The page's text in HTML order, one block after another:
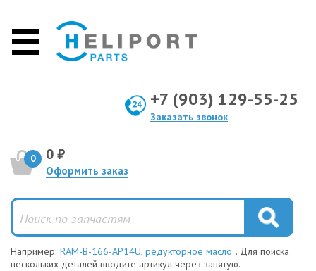
+7 (903) 129-55-25
Заказать звонок
0 0 ₽
Оформить заказ
Например: RAM-B-166-AP14U, редукторное масло . Для поиска
нескольких деталей вводите артикул через запятую.